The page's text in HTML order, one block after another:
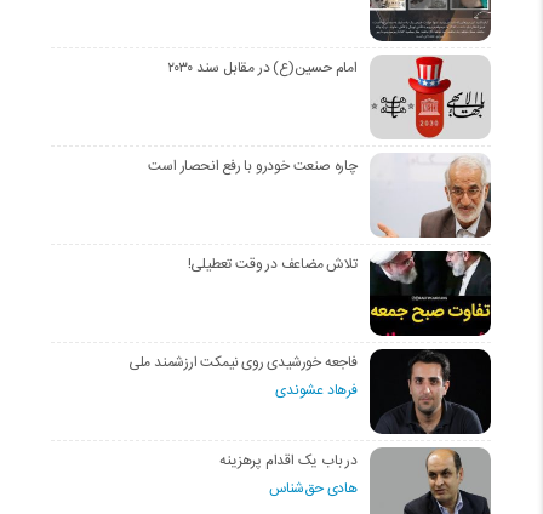
امام حسین(ع) در مقابل سند ۲۰۳۰
چاره صنعت خودرو با رفع انحصار است
تلاش مضاعف در وقت تعطیلی!
فاجعه خورشیدی روی نیمکت ارزشمند ملی
فرهاد عشوندی
در باب یک اقدام پرهزینه
هادی حق‌شناس